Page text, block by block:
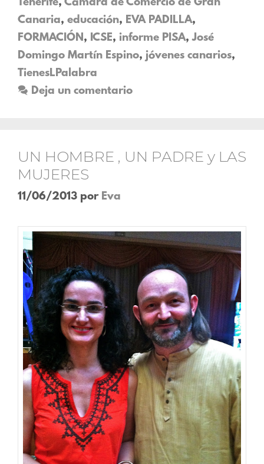
Tenerife, Cámara de Comercio de Gran
Canaria, educación, EVA PADILLA,
FORMACIÓN, ICSE, informe PISA,José
Domingo Martín Espino, jóvenes canarios,
TienesLPalabra
Deja un comentario
UN HOMBRE , UN PADRE y LAS
MUJERES
11/06/2013 por Eva